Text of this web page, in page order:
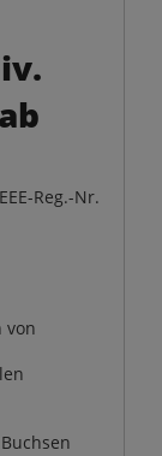
Reg.-Nr.
von